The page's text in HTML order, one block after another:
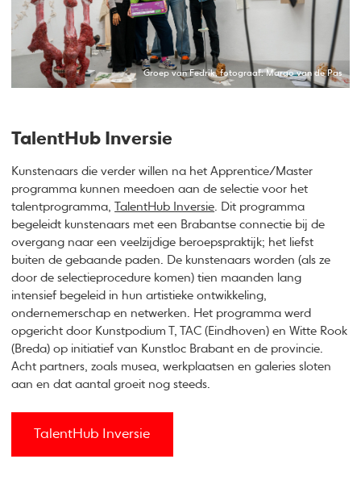
Groep van Fedrik, fotograaf: Margo van de Pas
TalentHub Inversie
Kunstenaars die verder willen na het Apprentice/Master
programma kunnen meedoen aan de selectie voor het
talentprogramma,
TalentHub Inversie. Dit programma
begeleidt kunstenaars met een Brabantse connectie bij de
overgang naar een veelzijdige beroepspraktijk; het liefst
buiten de gebaande paden. De kunstenaars worden (als ze
door de selectieprocedure komen) tien maanden lang
intensief begeleid in hun artistieke ontwikkeling,
ondernemerschap en netwerken. Het programma werd
opgericht door Kunstpodium T, TAC (Eindhoven) en Witte Rook
(Breda) op initiatief van Kunstloc Brabant en de provincie.
Acht partners, zoals musea, werkplaatsen en galeries sloten
aan en dat aantal groeit nog steeds.
TalentHub Inversie